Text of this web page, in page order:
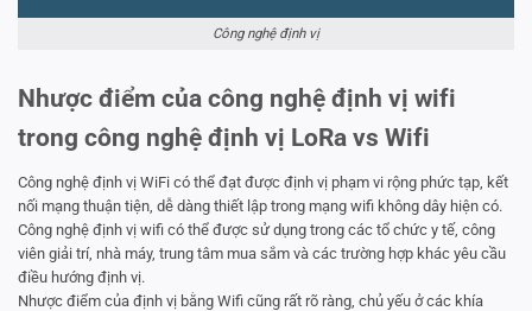
Công nghệ định vị
Nhược điểm của công nghệ định vị wifi
trong công nghệ định vị LoRa vs Wifi
Công nghệ định vị WiFi có thể đạt được định vị phạm vi rộng phức tạp, kết
nối mạng thuận tiện, dễ dàng thiết lập trong mạng wifi không dây hiện có.
Công nghệ định vị wifi có thể được sử dụng trong các tổ chức y tế, công
viên giải trí, nhà máy, trung tâm mua sắm và các trường hợp khác yêu cầu
điều hướng định vị.
Nhược điểm của định vị bằng Wifi cũng rất rõ ràng, chủ yếu ở các khía